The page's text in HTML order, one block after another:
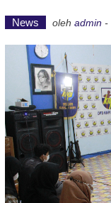
News oleh admin -